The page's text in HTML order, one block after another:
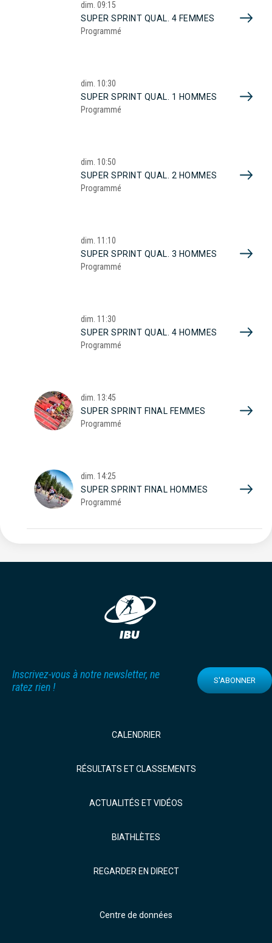
dim. 09:15
SUPER SPRINT QUAL. 4 FEMMES
Programmé
dim. 10:30
SUPER SPRINT QUAL. 1 HOMMES
Programmé
dim. 10:50
SUPER SPRINT QUAL. 2 HOMMES
Programmé
dim. 11:10
SUPER SPRINT QUAL. 3 HOMMES
Programmé
dim. 11:30
SUPER SPRINT QUAL. 4 HOMMES
Programmé
dim. 13:45
SUPER SPRINT FINAL FEMMES
Programmé
dim. 14:25
SUPER SPRINT FINAL HOMMES
Programmé
Inscrivez-vous à notre newsletter, ne
ratez rien !
S'ABONNER
CALENDRIER
RÉSULTATS ET CLASSEMENTS
ACTUALITÉS ET VIDÉOS
BIATHLÈTES
REGARDER EN DIRECT
Centre de données